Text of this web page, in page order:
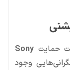
Sony
وجود